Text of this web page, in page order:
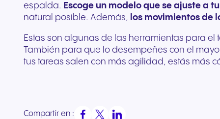
espalda. Escoge un modelo que se ajuste a
natural posible. Además, los movimientos de
Estas son algunas de las herramientas para
También para que lo desempeñes con el
tus tareas salen con más agilidad, estás más
Compartir en :